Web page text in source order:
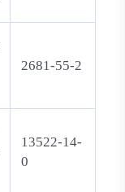
2681-55-2
13522-14-
0